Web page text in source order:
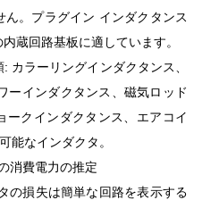
。プラグイン インダクタンス
蔵回路基板に適しています。
カラーリングインダクタンス、
ーインダクタンス、磁気ロッド
ークインダクタンス、エアコイ
能なインダクタ。
消費電力の推定
の損失は簡単な回路を表示する